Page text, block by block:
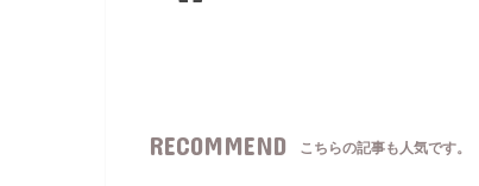
RECOMMEND こちらの記事も人気です。